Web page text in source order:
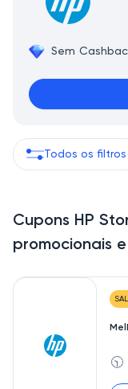
Sem
Todos os filtros
Cupons HP
promocionais
🕥